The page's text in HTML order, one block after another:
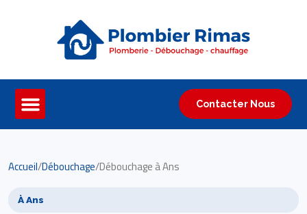
Contacter Nous
Accueil/Débouchage/Débouchage à Ans
À Ans